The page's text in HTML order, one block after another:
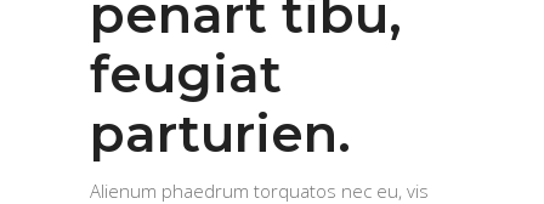
penart tibu,
feugiat
parturien.
Alienum phaedrum torquatos nec eu, vis